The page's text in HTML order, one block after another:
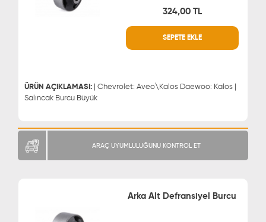
324,00 TL
SEPETE EKLE
ÜRÜN AÇIKLAMASI: | Chevrolet: Aveo\Kalos Daewoo: Kalos |
Salıncak Burcu Büyük
MÜŞTERİ HİZMETLERİ
ARAÇ UYUMLULUĞUNU KONTROL ET
Arka Alt Defransiyel Burcu